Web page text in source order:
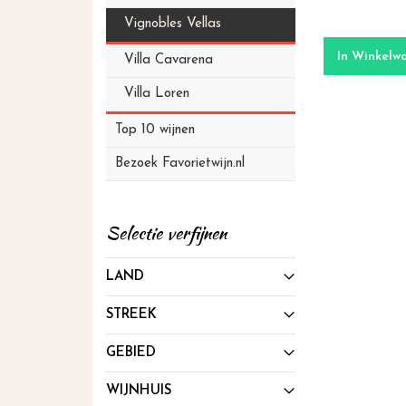
In
Vignobles Vellas
Villa Cavarena
Villa Loren
Top 10 wijnen
Bezoek Favorietwijn.nl
Selectie verfijnen
LAND
STREEK
GEBIED
WIJNHUIS